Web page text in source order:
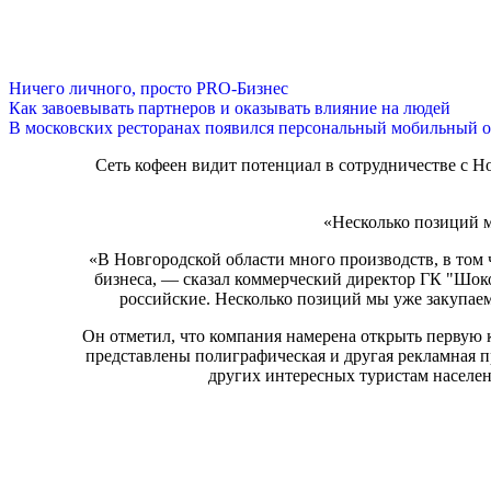
Ничего личного, просто PRO-Бизнес
Как завоевывать партнеров и оказывать влияние на людей
В московских ресторанах появился персональный мобильный
Сеть кофеен видит потенциал в сотрудничестве с
«Несколько позиций
«В Новгородской области много производств, в
бизнеса, — сказал коммерческий директор ГК
российские. Несколько позиций мы уже
Он отметил, что компания намерена открыть
представлены полиграфическая и другая
других интересных туристам